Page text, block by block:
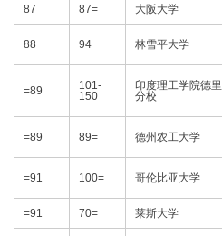
87 87= 大阪大学
88 94 林雪平大学
=89
101-
150
印度理工学院德里
分校
=89 89= 德州农工大学
=91 100= 哥伦比亚大学
=91 70= 莱斯大学